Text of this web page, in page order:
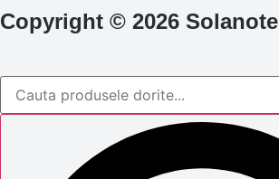
Copyright © 2026 Solanote